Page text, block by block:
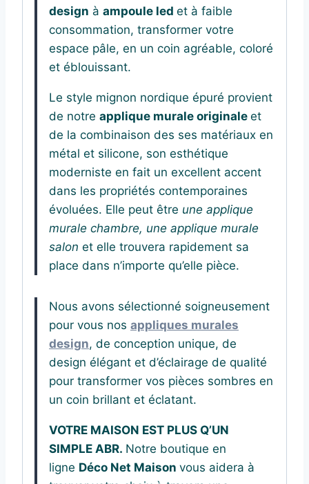
design à ampoule led et à faible
consommation, transformer votre
espace pâle, en un coin agréable, coloré
et éblouissant.
Le style mignon nordique épuré provient
de notre applique murale originale et
de la combinaison des ses matériaux en
métal et silicone, son esthétique
moderniste en fait un excellent accent
dans les propriétés contemporaines
évoluées. Elle peut être une applique
murale chambre, une applique murale
salon et elle trouvera rapidement sa
place dans n’importe qu’elle pièce.
Nous avons sélectionné soigneusement
pour vous nos appliques murales
design, de conception unique, de
design élégant et d’éclairage de qualité
pour transformer vos pièces sombres en
un coin brillant et éclatant.
VOTRE MAISON EST PLUS Q’UN
SIMPLE ABR. Notre boutique en
ligne Déco Net Maison vous aidera à